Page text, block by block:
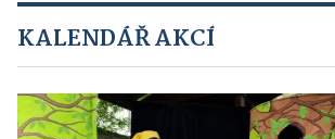
KALENDÁŘ AKCÍ